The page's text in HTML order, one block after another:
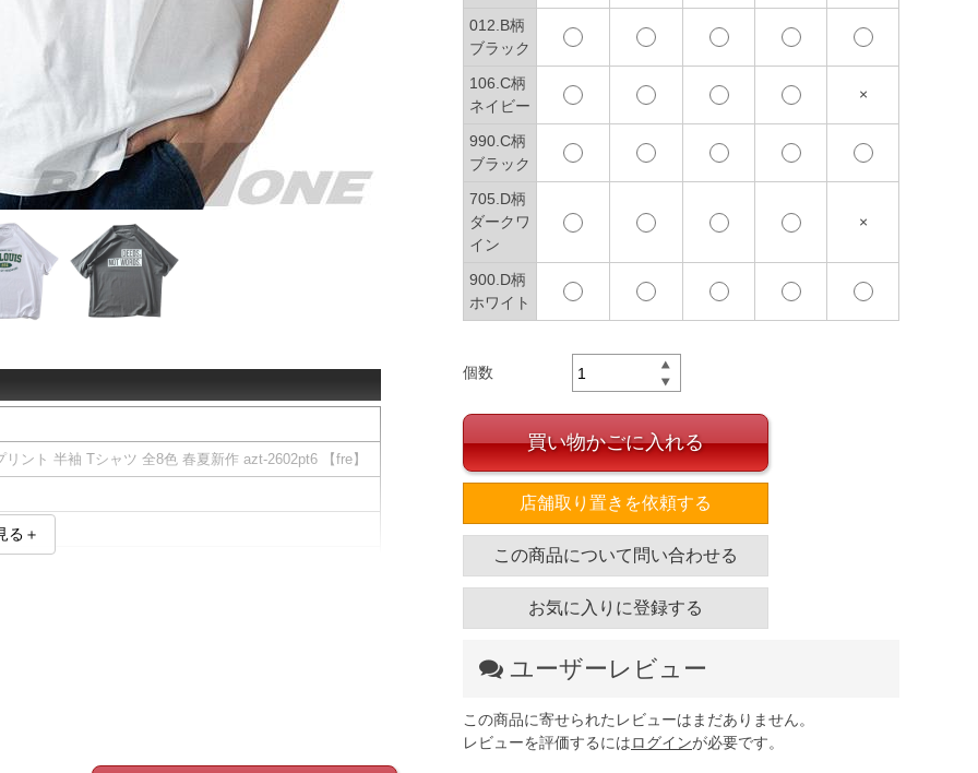
ント 半袖 Tシャツ 全8色 春夏新作 azt-2602pt6 【fre】
る＋
012.B柄
ブラック
106.C柄
ネイビー
×
990.C柄
ブラック
705.D柄
ダークワ
イン
×
900.D柄
ホワイト
個数
買い物かごに入れる
店舗取り置きを依頼する
この商品について問い合わせる
お気に入りに登録する
ユーザーレビュー
この商品に寄せられたレビューはまだありません。
レビューを評価するにはログインが必要です。